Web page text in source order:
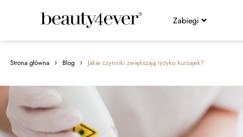
Zabiegi
Strona główna › Blog › Jakie czynniki zwiększają ryzyko kurzajek?